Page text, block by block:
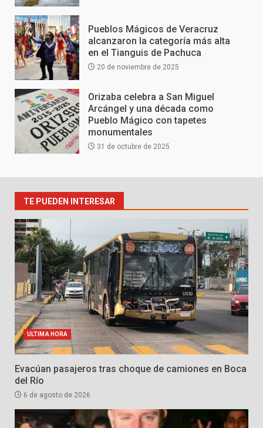
Pueblos Mágicos de Veracruz
alcanzaron la categoría más alta
en el Tianguis de Pachuca
20 de noviembre de 2025
Orizaba celebra a San Miguel
Arcángel y una década como
Pueblo Mágico con tapetes
monumentales
31 de octubre de 2025
TE PUEDEN INTERESAR
ULTIMA HORA
Evacúan pasajeros tras choque de camiones en Boca
del Río
6 de agosto de 2026